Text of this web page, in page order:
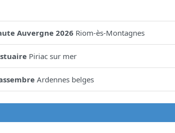
Auvergne 2026 Riom-ès-Montagnes
Piriac sur mer
Ardennes belges